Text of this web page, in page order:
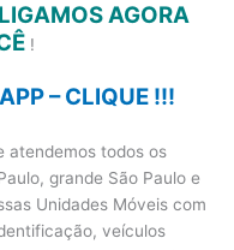
AGORA
!
– CLIQUE !!!
atendemos todos os
grande São Paulo e
Unidades Móveis com
veículos